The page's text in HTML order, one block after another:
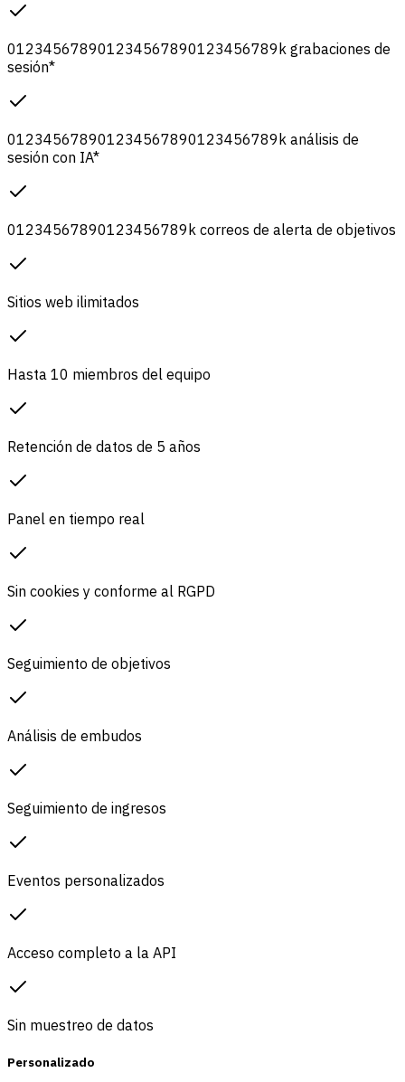
012345678901234567890123456789 k grabaciones de
sesión*
012345678901234567890123456789 k análisis de
sesión con IA*
01234567890123456789 k correos de alerta de objetivos
Sitios web ilimitados
Hasta 10 miembros del equipo
Retención de datos de 5 años
Panel en tiempo real
Sin cookies y conforme al RGPD
Seguimiento de objetivos
Análisis de embudos
Seguimiento de ingresos
Eventos personalizados
Acceso completo a la API
Sin muestreo de datos
Personalizado